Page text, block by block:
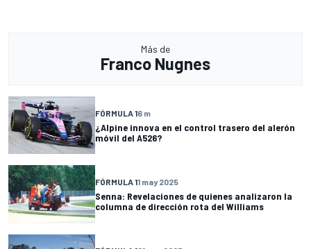
Más de
Franco Nugnes
FÓRMULA 16 m
¿Alpine innova en el control trasero del alerón
móvil del A526?
FÓRMULA 11 may 2025
Senna: Revelaciones de quienes analizaron la
columna de dirección rota del Williams